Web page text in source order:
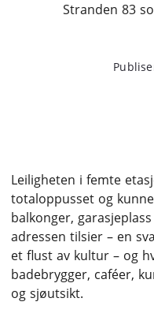
Stranden 83
Leiligheten i femte
totaloppusset og
balkonger,
adressen tilsier – en
et flust av kultur – og
badebrygger, caféer,
og sjøutsikt.